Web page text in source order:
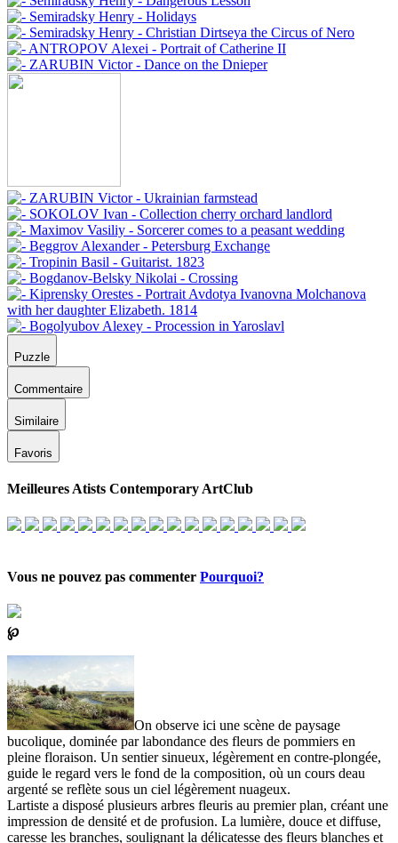
Puzzle
Commentaire
Similaire
Favoris
Meilleures Atists Contemporary ArtClub
Vous ne pouvez pas commenter Pourquoi?
℘
On observe ici une scène de paysage
bucolique, dominée par labondance des fleurs de pommiers en
pleine floraison. Un sentier sinueux, légèrement en contre-plongée,
guide le regard vers le fond de la composition, où un cours deau
argenté se reflète sous un ciel légèrement nuageux.
Lartiste a disposé plusieurs arbres fleuris au premier plan, créant une
impression de densité et de profusion. La lumière, douce et diffuse,
caresse les branches, soulignant la délicatesse des fleurs blanches et